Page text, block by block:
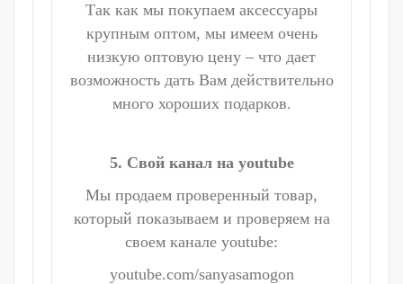
Так как мы покупаем аксессуары
крупным оптом, мы имеем очень
низкую оптовую цену – что дает
возможность дать Вам действительно
много хороших подарков.
5. Свой канал на youtube
Мы продаем проверенный товар,
который показываем и проверяем на
своем канале youtube:
youtube.com/sanyasamogon